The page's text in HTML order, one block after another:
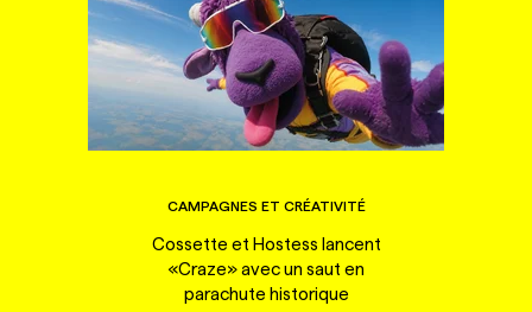
CAMPAGNES ET CRÉATIVITÉ
Cossette et Hostess lancent
«Craze» avec un saut en
parachute historique